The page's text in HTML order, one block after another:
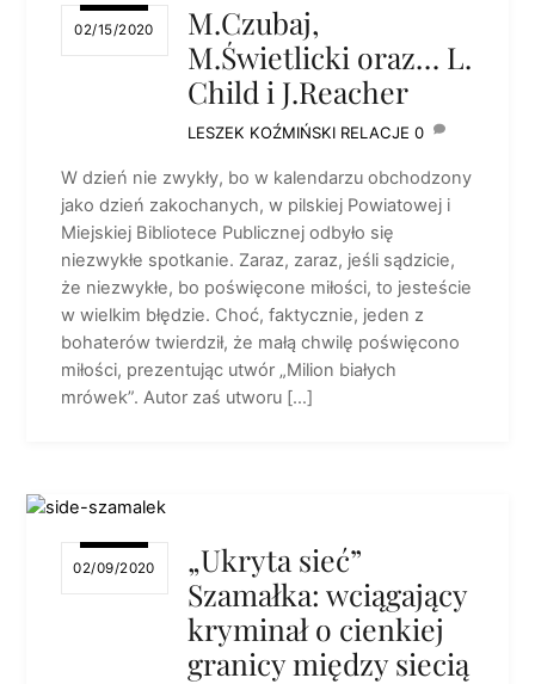
02/15/2020
M.Czubaj,
M.Świetlicki oraz… L.
Child i J.Reacher
LESZEK KOŹMIŃSKI RELACJE 0
W dzień nie zwykły, bo w kalendarzu obchodzony
jako dzień zakochanych, w pilskiej Powiatowej i
Miejskiej Bibliotece Publicznej odbyło się
niezwykłe spotkanie. Zaraz, zaraz, jeśli sądzicie,
że niezwykłe, bo poświęcone miłości, to jesteście
w wielkim błędzie. Choć, faktycznie, jeden z
bohaterów twierdził, że małą chwilę poświęcono
miłości, prezentując utwór „Milion białych
mrówek”. Autor zaś utworu […]
02/09/2020
„Ukryta sieć”
Szamałka: wciągający
kryminał o cienkiej
granicy między siecią